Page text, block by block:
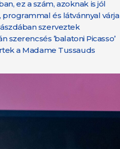
ez a szám, azoknak is jól
és látvánnyal várja
szerveztek
’balatoni Picasso’
a Madame Tussauds